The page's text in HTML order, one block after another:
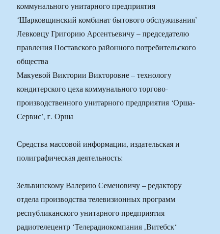
коммунального унитарного предприятия
‘Шарковщинский комбинат бытового обслуживания’
Левковцу Григорию Арсентьевичу – председателю
правления Поставского районного потребительского
общества
Макуевой Виктории Викторовне – технологу
кондитерского цеха коммунального торгово-
производственного унитарного предприятия ‘Орша-
Сервис’, г. Орша
Средства массовой информации, издательская и
полиграфическая деятельность:
Зельвинскому Валерию Семеновичу – редактору
отдела производства телевизионных программ
республиканского унитарного предприятия
радиотелецентр ‘Телерадиокомпания ‚Витебск‘